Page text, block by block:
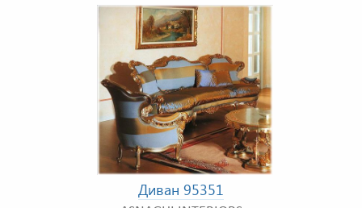
Диван 95351